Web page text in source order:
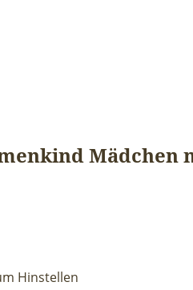
Mädchen
Hinstellen